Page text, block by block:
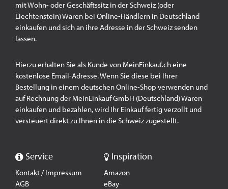
mit Wohn- oder Geschäftssitz in der Schweiz (oder
Liechtenstein) Waren bei Online-Händlern in Deutschland
einkaufen und sich an ihre Adresse in der Schweiz senden
lassen.
Hierzu erhalten Sie als Kunde von MeinEinkauf.ch eine
kostenlose Email-Adresse. Wenn Sie diese bei Ihrer
Bestellung in einem deutschen Online-Shop verwenden und
auf Rechnung der MeinEinkauf GmbH (Deutschland) Waren
einkaufen und bezahlen, wird Ihr Einkauf fertig verzollt und
versteuert direkt zu Ihnen in die Schweiz zugestellt.
Service
Kontakt / Impressum
AGB
Inspiration
Amazon
eBay